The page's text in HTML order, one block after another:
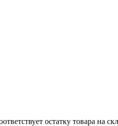
остатку товара на